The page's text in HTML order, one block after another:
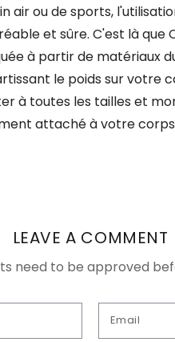
air ou de sports,
et sûre. C'est là
à partir de matériaux
le poids sur votre
à toutes les tailles et
attaché à votre
LEAVE A COMMENT
need to be approved
Email